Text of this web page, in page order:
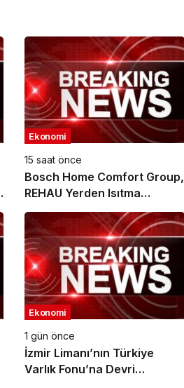
Ekonomi
15 saat önce
Bosch Home Comfort Group,
REHAU Yerden Isıtma
Sistemleri’nin Türkiye’deki
tek yetkili distribütörü oldu
Ekonomi
1 gün önce
İzmir Limanı’nın Türkiye
Varlık Fonu’na Devri